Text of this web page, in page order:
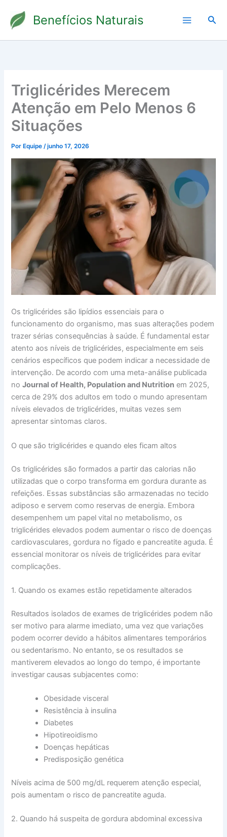
para
conteúdo
Benefícios Naturais
Triglicérides Merecem
Atenção em Pelo Menos 6
Situações
Por Equipe/junho 17, 2026
Os triglicérides são lipídios essenciais para o
funcionamento do organismo, mas suas alterações podem
trazer sérias consequências à saúde. É fundamental estar
atento aos níveis de triglicérides, especialmente em seis
cenários específicos que podem indicar a necessidade de
intervenção. De acordo com uma meta-análise publicada
noJournal of Health, Population and Nutrition em 2025,
cerca de 29% dos adultos em todo o mundo apresentam
níveis elevados de triglicérides, muitas vezes sem
apresentar sintomas claros.
O que são triglicérides e quando eles ficam altos
Os triglicérides são formados a partir das calorias não
utilizadas que o corpo transforma em gordura durante as
refeições. Essas substâncias são armazenadas no tecido
adiposo e servem como reservas de energia. Embora
desempenhem um papel vital no metabolismo, os
triglicérides elevados podem aumentar o risco de doenças
cardiovasculares, gordura no fígado e pancreatite aguda. É
essencial monitorar os níveis de triglicérides para evitar
complicações.
1. Quando os exames estão repetidamente alterados
Resultados isolados de exames de triglicérides podem não
ser motivo para alarme imediato, uma vez que variações
podem ocorrer devido a hábitos alimentares temporários
ou sedentarismo. No entanto, se os resultados se
mantiverem elevados ao longo do tempo, é importante
investigar causas subjacentes como:
Obesidade visceral
Resistência à insulina
Diabetes
Hipotireoidismo
Doenças hepáticas
Predisposição genética
Níveis acima de 500 mg/dL requerem atenção especial,
pois aumentam o risco de pancreatite aguda.
2. Quando há suspeita de gordura abdominal excessiva